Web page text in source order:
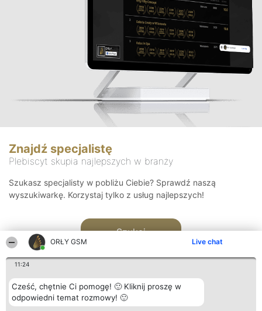
ORŁY GSM Live chat
11:24
Cześć, chętnie Ci pomogę! 🙂 Kliknij proszę w
odpowiedni temat rozmowy! 🙂
Znajdź specjalistę
Plebiscyt skupia najlepszych w branży
Szukasz specjalisty w pobliżu Ciebie? Sprawdź naszą
wyszukiwarkę. Korzystaj tylko z usług najlepszych!
Szukaj